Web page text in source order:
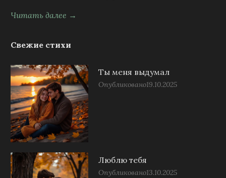
Читать далее →
Свежие стихи
Ты меня выдумал
Опубликовано19.10.2025
Люблю тебя
Опубликовано13.10.2025